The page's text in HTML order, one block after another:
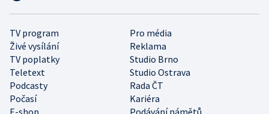
TV program
Pro média
Živé vysílání
Reklama
TV poplatky
Studio Brno
Teletext
Studio Ostrava
Podcasty
Rada ČT
Počasí
Kariéra
E-shop
Podávání námětů